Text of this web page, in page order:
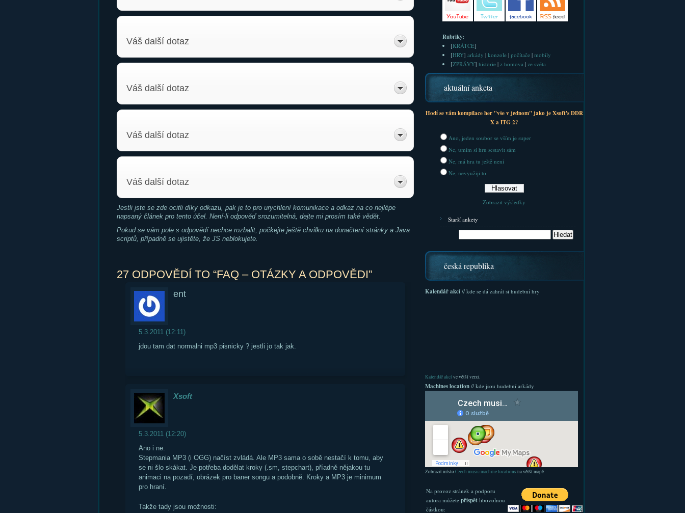
Váš další dotaz
Váš další dotaz
Váš další dotaz
Váš další dotaz
Jestli jste se zde ocitli díky odkazu, pak je to pro urychlení komunikace a odkaz na co nejlépe
napsaný článek pro tento účel. Není-li odpověď srozumitelná, dejte mi prosím také vědět.
Pokud se vám pole s odpovědí nechce rozbalit, počkejte ještě chvilku na donačtení stránky a Java
scriptů, případně se ujistěte, že JS neblokujete.
27 ODPOVĚDÍ TO “FAQ – OTÁZKY A ODPOVĚDI”
ent
5.3.2011 (12:11)
jdou tam dat normalni mp3 pisnicky ? jestli jo tak jak.
Xsoft
5.3.2011 (12:20)
Ano i ne.
Stepmania MP3 (i OGG) načíst zvládá. Ale MP3 sama o sobě nestačí k tomu, aby
se ni šlo skákat. Je potřeba dodělat kroky (.sm, stepchart), příadně nějakou tu
animaci na pozadí, obrázek pro baner songu a podobně. Kroky a MP3 je minimum
pro hraní.
Takže tady jsou možnosti:
Rubriky:
[KRÁTCE]
[HRY] arkády | konzole| počítače| mobily
[ZPRÁVY] historie| z homova| ze světa
aktuální anketa
Hodí se vám kompilace her "vše v jednom" jako je Xsoft's DDR
X a ITG 2?
Ano, jeden soubor se vším je super
Ne, umím si hru sestavit sám
Ne, má hra tu ještě není
Ne, nevyužiji to
Zobrazit výsledky
Starší ankety
česká republika
Kalendář akcí// kde se dá zahrát si hudební hry
Kalendář akcíve větší verzi.
Machines location// kde jsou hudební arkády
Zobrazit místoCzech music machine locations na větší mapě
Na provoz stránek a podporu
autora můžete přispětlibovolnou
částkou: